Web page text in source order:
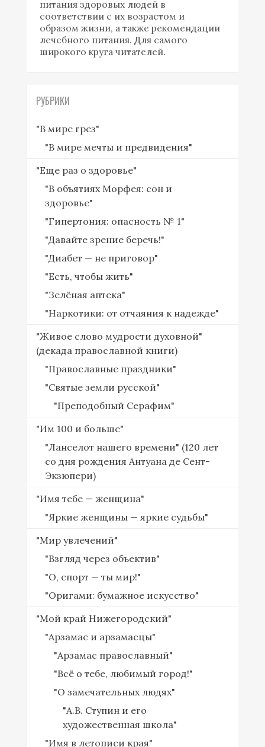
питания здоровых людей в
соответствии с их возрастом и
образом жизни, а также рекомендации
лечебного питания. Для самого
широкого круга читателей.
РУБРИКИ
"В мире грез"
"В мире мечты и предвидения"
"Еще раз о здоровье"
"В объятиях Морфея: сон и
здоровье"
"Гипертония: опасность № 1"
"Давайте зрение беречь!"
"Диабет — не приговор"
"Есть, чтобы жить"
"Зелёная аптека"
"Наркотики: от отчаяния к надежде"
"Живое слово мудрости духовной"
(декада православной книги)
"Православные праздники"
"Святые земли русской"
"Преподобный Серафим"
"Им 100 и больше"
"Ланселот нашего времени" (120 лет
со дня рождения Антуана де Сент-
Экзюпери)
"Имя тебе — женщина"
"Яркие женщины — яркие судьбы"
"Мир увлечений"
"Взгляд через объектив"
"О, спорт — ты мир!"
"Оригами: бумажное искусство"
"Мой край Нижегородский"
"Арзамас и арзамасцы"
"Арзамас православный"
"Всё о тебе, любимый город!"
"О замечательных людях"
"А.В. Ступин и его
художественная школа"
"Имя в летописи края"